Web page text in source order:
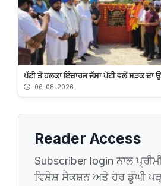
ਪੱਟੀ ਤੋਂ ਹਲਕਾ ਇੰਚਾਰਜ ਜੱਸਾ ਪੱਟੀ ਵਲੋਂ ਸੜਕ ਦਾ
06-08-2026
Reader Access
Subscriber login ਨਾਲ
ਵਿਸ਼ੇਸ਼ ਸੈਕਸ਼ਨ ਅਤੇ ਹੋਰ ਡੂੰਘੀ